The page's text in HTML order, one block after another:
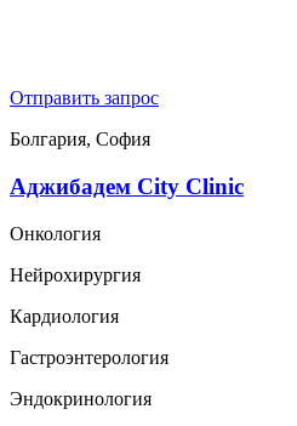
Отправить запрос
Болгария, София
Аджибадем City Clinic
Онкология
Нейрохирургия
Кардиология
Гастроэнтерология
Эндокринология